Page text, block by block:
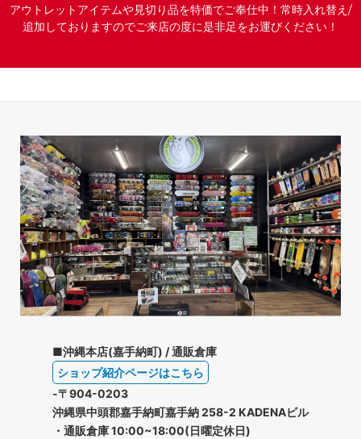
アウトレットアイテムや見切り品を特価でご奉仕中！常時入れ替え/
追加しておりますのでご来店の度に是非足をお運びください！
■沖縄本店(嘉手納町) / 通販倉庫
ショップ紹介ページはこちら
-〒904-0203
沖縄県中頭郡嘉手納町嘉手納 258-2 KADENAビル
・通販倉庫 10:00~18:00(日曜定休日)